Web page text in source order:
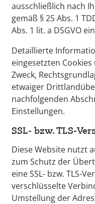
ausschließlich nach
gemäß § 25 Abs. 1
Abs. 1 lit. a DSGVO
Detaillierte
eingesetzten
Zweck,
etwaiger
nachfolgenden
Einstellungen.
SSL- bzw. TLS-
Diese Website nutzt
zum Schutz der
eine SSL- bzw. TLS-
verschlüsselte
Umstellung der